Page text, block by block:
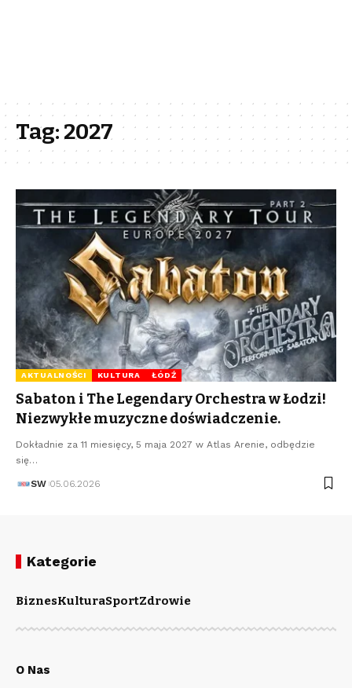
Tag:2027
AKTUALNOŚCI KULTURA ŁÓDŹ
Sabaton i The Legendary Orchestra w Łodzi!
Niezwykłe muzyczne doświadczenie.
Dokładnie za 11 miesięcy, 5 maja 2027 w Atlas Arenie, odbędzie
się…
SW 05.06.2026
Kategorie
BiznesKulturaSportZdrowie
O Nas